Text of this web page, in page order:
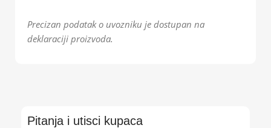
Precizan podatak o uvozniku je dostupan na
deklaraciji proizvoda.
Pitanja i utisci kupaca